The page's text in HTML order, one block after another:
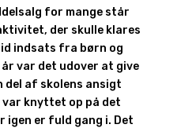
for mange står
der skulle klares
indsats fra børn og
var det udover at give
del af skolens ansigt
knyttet op på det
igen er fuld gang i. Det